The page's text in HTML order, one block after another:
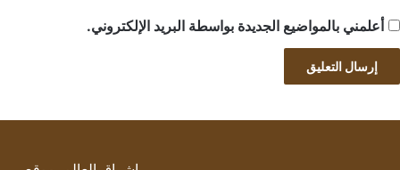
أعلمني بالمواضيع الجديدة بواسطة البريد الإلكتروني.